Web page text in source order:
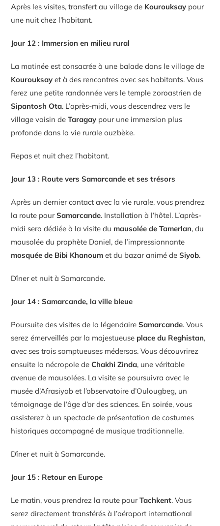
Après les visites, transfert au village de Kourouksay pour
une nuit chez l’habitant.
Jour 12 : Immersion en milieu rural
La matinée est consacrée à une balade dans le village de
Kourouksay et à des rencontres avec ses habitants. Vous
ferez une petite randonnée vers le temple zoroastrien de
Sipantosh Ota. L’après-midi, vous descendrez vers le
village voisin deTaragay pour une immersion plus
profonde dans la vie rurale ouzbèke.
Repas et nuit chez l’habitant.
Jour 13 : Route vers Samarcande et ses trésors
Après un dernier contact avec la vie rurale, vous prendrez
la route pourSamarcande. Installation à l’hôtel. L’après-
midi sera dédiée à la visite du mausolée de Tamerlan, du
mausolée du prophète Daniel, de l’impressionnante
mosquée de Bibi Khanoum et du bazar animé deSiyob.
Dîner et nuit à Samarcande.
Jour 14 : Samarcande, la ville bleue
Poursuite des visites de la légendaireSamarcande. Vous
serez émerveillés par la majestueuse place du Reghistan,
avec ses trois somptueuses médersas. Vous découvrirez
ensuite la nécropole deChakhi Zinda, une véritable
avenue de mausolées. La visite se poursuivra avec le
musée d’Afrasiyab et l’observatoire d’Oulougbeg, un
témoignage de l’âge d’or des sciences. En soirée, vous
assisterez à un spectacle de présentation de costumes
historiques accompagné de musique traditionnelle.
Dîner et nuit à Samarcande.
Jour 15 : Retour en Europe
Le matin, vous prendrez la route pourTachkent. Vous
serez directement transférés à l’aéroport international